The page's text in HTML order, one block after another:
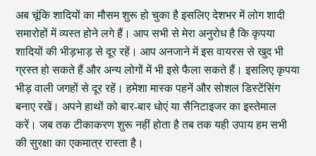
अब चूंकि शादियों का मौसम शुरू हो चुका है इसलिए देशभर में लोग शादी
समारोहों में व्यस्त होने लगे हैं। आप सभी से मेरा अनुरोध है कि कृपया
शादियों की भीड़भाड़ से दूर रहें। आप अनजाने में इस वायरस से खुद भी
ग्रस्त हो सकते हैं और अन्य लोगों में भी इसे फैला सकते हैं। इसलिए कृपया
भीड़ वाली जगहों से दूर रहें। हमेशा मास्क पहनें और सोशल डिस्टेंसिंग
बनाए रखें। अपने हाथों को बार-बार धोएं या सैनिटाइजर का इस्तेमाल
करें। जब तक टीकाकरण शुरू नहीं होता है तब तक यही उपाय हम सभी
की सुरक्षा का एकमात्र रास्ता है।